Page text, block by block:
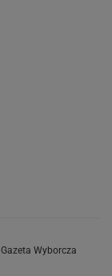
Gazeta Wyborcza